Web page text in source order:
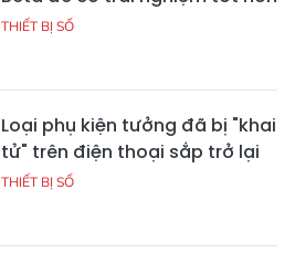
THIẾT BỊ SỐ
Loại phụ kiện tưởng đã bị "khai
tử" trên điện thoại sắp trở lại
THIẾT BỊ SỐ